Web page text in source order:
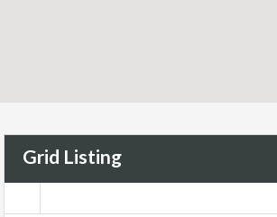
Grid Listing